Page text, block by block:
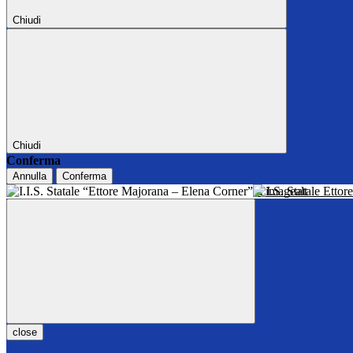
Chiudi
Chiudi
Conferma
Annulla Conferma
I.I.S. Statale
close